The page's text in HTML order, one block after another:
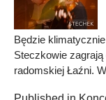
Będzie
Steczkowie
radomskiej Łaźni.